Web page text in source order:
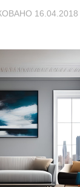
16.04.2018